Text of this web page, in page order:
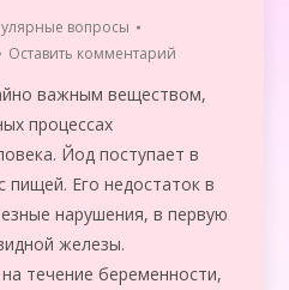
вопросы
Оставить комментарий
важным веществом,
процессах
Йод поступает в
пищей. Его недостаток в
нарушения, в первую
железы.
течение беременности,